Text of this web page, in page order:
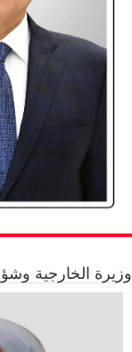
وزيرة الخارجية